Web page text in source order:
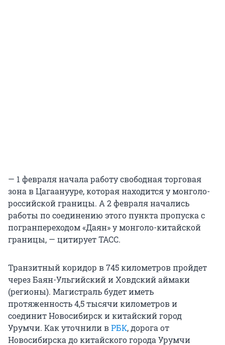
— 1 февраля начала работу свободная торговая
зона в Цагаанууре, которая находится у монголо-
российской границы. А 2 февраля начались
работы по соединению этого пункта пропуска с
погранпереходом «Даян» у монголо-китайской
границы, — цитирует ТАСС.
Транзитный коридор в 745 километров пройдет
через Баян-Ульгийский и Ховдский аймаки
(регионы). Магистраль будет иметь
протяженность 4,5 тысячи километров и
соединит Новосибирск и китайский город
Урумчи. Как уточнили вРБК, дорога от
Новосибирска до китайского города Урумчи